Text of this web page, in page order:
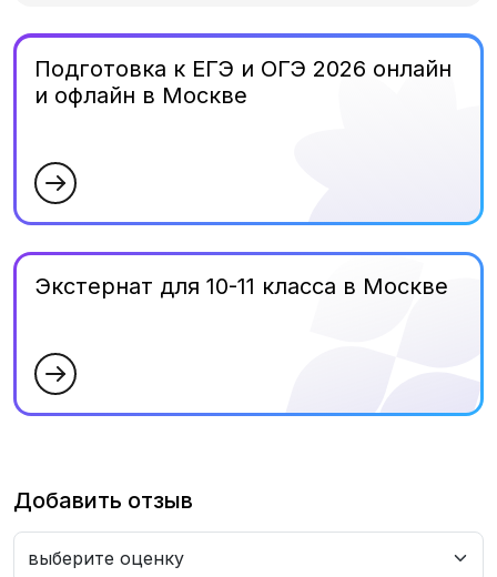
Подготовка к ЕГЭ и ОГЭ 2026 онлайн
и офлайн в Москве
Экстернат для 10-11 класса в Москве
Добавить отзыв